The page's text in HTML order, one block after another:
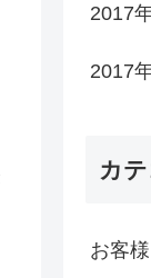
2017
2017
カ
お客様